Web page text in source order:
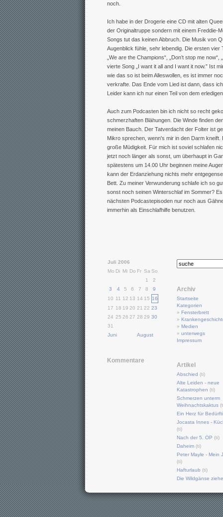
noch.
Ich habe in der Drogerie eine CD mit alten
der Originaltruppe sondern mit einem Freddie-
Songs tut das keinen Abbruch. Die Musik von
Augenblick fühle, sehr lebendig. Die ersten
„We are the Champions“, „Don’t stop me
vierte Song „I want it all and I want it now.” Ist
wie das so ist beim Alleswollen, es ist immer
verkrafte. Das Ende vom Lied ist dann, dass
Leider kann ich nur einen Teil von dem
Auch zum Podcasten bin ich nicht so recht
schmerzhaften Blähungen. Die Winde finden
meinen Bauch. Der Tatverdacht der Folter ist
Mikro sprechen, wenn's mir in den Darm kneift.
große Müdigkeit. Für mich ist soviel schlafen
jetzt noch länger als sonst, um überhaupt in
spätestens um 14.00 Uhr beginnen meine
kann der Erdanziehung nichts mehr
Bett. Zu meiner Verwunderung schlafe ich so
sonst noch seinen Winterschlaf im Sommer?
nächsten Podcastepisoden nur noch aus
immerhin als Einschlafhilfe benutzen.
Juli 2006
Mo Di Mi Do Fr Sa So
1
2
3
4 5 6 7 8
9
10 11 12 13 14 15 16
17 18 19 20 21 22 23
24 25 26 27 28 29 30
31
Juni
August
Kommentare
Archiv
Startseite
Kategorien
» Fensterbrett
»
» Medien
» unterwegs
Impressum
Artikel
Abschied (ti)
Alte Leiden - neue
Katastrophen (ti)
Schmerzen unterm
Weihnachtskaktus
Ein Herz für
Jocasta Innes -
(ti)
Nach der 5. OP (ti)
Daheim (ti)
Peter Mayle - Mein
(ti)
Hafturlaub (ti)
Die Wildgänse